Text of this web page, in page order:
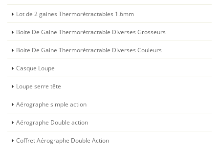
Lot de 2 gaines Thermorétractables 1.6mm
Boite De Gaine Thermorétractable Diverses Grosseurs
Boite De Gaine Thermorétractable Diverses Couleurs
Casque Loupe
Loupe serre tête
Aérographe simple action
Aérographe Double action
Coffret Aérographe Double Action